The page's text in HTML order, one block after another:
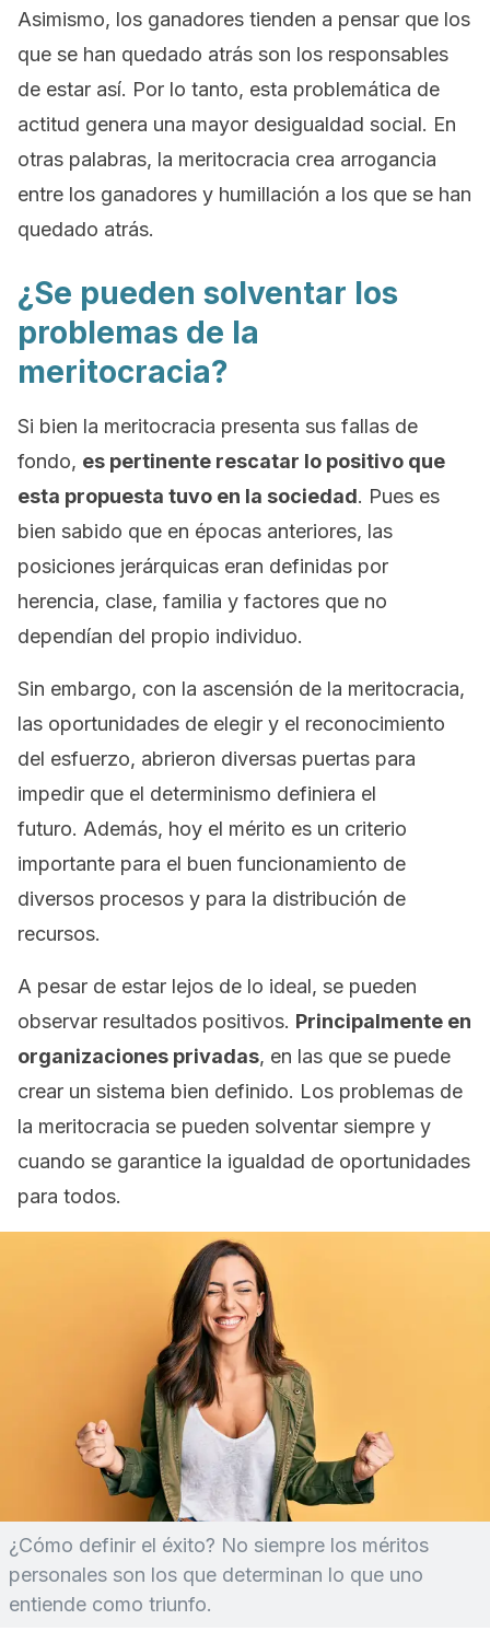
Asimismo, los ganadores tienden a pensar que los
que se han quedado atrás son los responsables
de estar así. Por lo tanto, esta problemática de
actitud genera una mayor desigualdad social. En
otras palabras, la meritocracia crea arrogancia
entre los ganadores y humillación a los que se han
quedado atrás.
¿Se pueden solventar los
problemas de la
meritocracia?
Si bien la meritocracia presenta sus fallas de
fondo, es pertinente rescatar lo positivo que
esta propuesta tuvo en la sociedad. Pues es
bien sabido que en épocas anteriores, las
posiciones jerárquicas eran definidas por
herencia, clase, familia y factores que no
dependían del propio individuo.
Sin embargo, con la ascensión de la meritocracia,
las oportunidades de elegir y el reconocimiento
del esfuerzo, abrieron diversas puertas para
impedir que el determinismo definiera el
futuro. Además, hoy el mérito es un criterio
importante para el buen funcionamiento de
diversos procesos y para la distribución de
recursos.
A pesar de estar lejos de lo ideal, se pueden
observar resultados positivos. Principalmente en
organizaciones privadas, en las que se puede
crear un sistema bien definido. Los problemas de
la meritocracia se pueden solventar siempre y
cuando se garantice la igualdad de oportunidades
para todos.
¿Cómo definir el éxito? No siempre los méritos
personales son los que determinan lo que uno
entiende como triunfo.